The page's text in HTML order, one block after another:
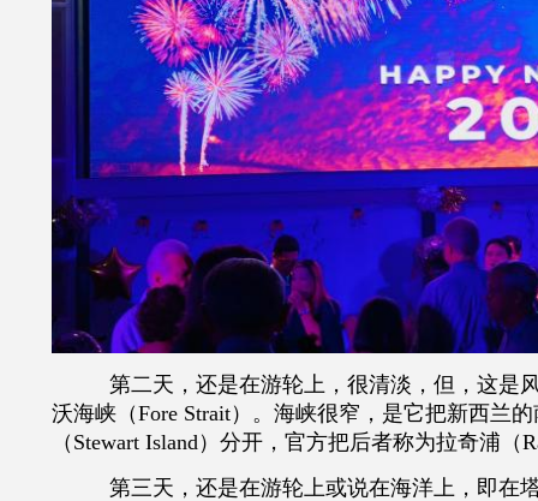
第二天，还是在游轮上，很清淡，但，这是
沃海峡（Fore Strait）。海峡很窄，是它把新西兰
（Stewart Island）分开，官方把后者称为拉奇浦（
第三天，还是在游轮上或说在海洋上，即在